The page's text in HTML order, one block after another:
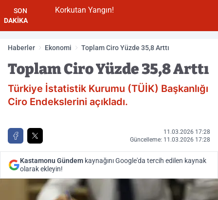
SON
DAKİKA
Korkutan Yangın!
Haberler Ekonomi Toplam Ciro Yüzde 35,8 Arttı
Toplam Ciro Yüzde 35,8 Arttı
Türkiye İstatistik Kurumu (TÜİK) Başkanlığı
Ciro Endekslerini açıkladı.
11.03.2026 17:28
Güncelleme: 11.03.2026 17:28
Kastamonu Gündem kaynağını Google'da tercih edilen kaynak
olarak ekleyin!